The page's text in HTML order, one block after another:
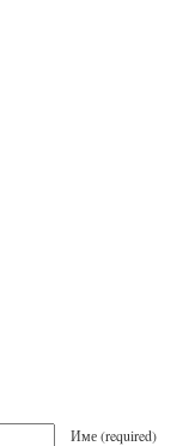
Име (required)